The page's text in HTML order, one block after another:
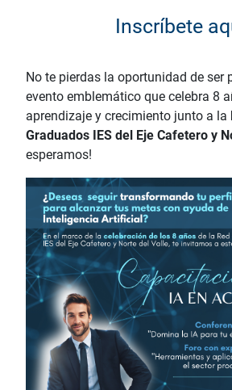
Inscríbete
No te pierdas la oportunidad de ser
evento emblemático que celebra 8
aprendizaje y crecimiento junto a la
Graduados IES del Eje Cafetero y
esperamos!